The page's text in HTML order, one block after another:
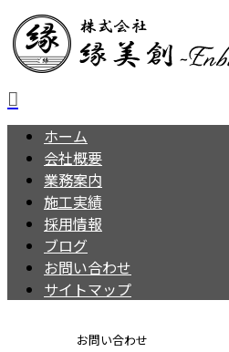
ホーム
会社概要
業務案内
施工実績
採用情報
ブログ
お問い合わせ
サイトマップ
お問い合わせ